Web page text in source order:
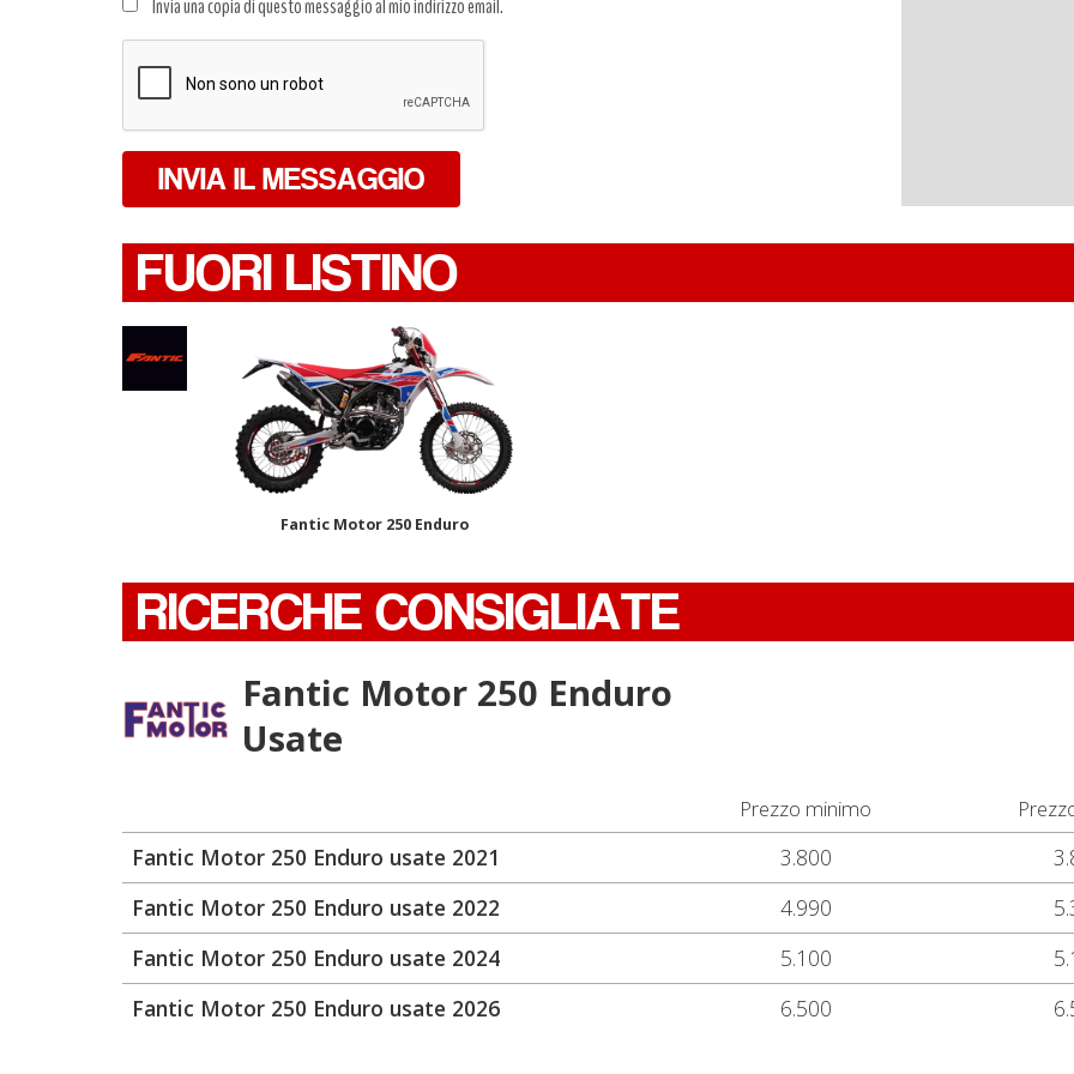
dati
*
INVIA IL MESSAGGIO
FUORI LISTINO
Fantic Motor 250 Enduro
RICERCHE CONSIGLIATE
Fantic Motor 250 Enduro
Usate
Prezzo minimo
Fantic Motor 250 Enduro usate 2021 3.800
Fantic Motor 250 Enduro usate 2022
4.990
Fantic Motor 250 Enduro usate 2024
5.100
Fantic Motor 250 Enduro usate 2026
6.500